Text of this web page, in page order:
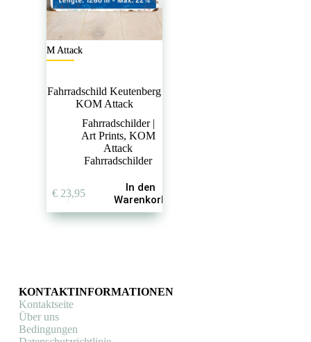
KOM Attack
Fahrradschild Keutenberg
KOM Attack
Fahrradschilder |
Art Prints, KOM
Attack
Fahrradschilder
€23,95
In den
Warenkorb
KONTAKTINFORMATIONEN
Kontaktseite
Über uns
Bedingungen